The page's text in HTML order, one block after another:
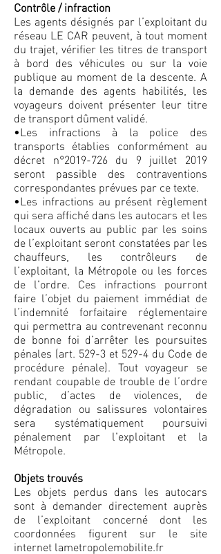
Contrôle / infraction
Les agents désignés par l’exploitant du
réseau LE CAR peuvent, à tout moment
du trajet, vérifier les titres de transport
à bord des véhicules ou sur la voie
publique au moment de la descente. A
la demande des agents habilités, les
voyageurs doivent présenter leur titre
de transport dûment validé.
•Les infractions à la police des
transports établies conformément au
décret n°2019-726 du 9 juillet 2019
seront passible des contraventions
correspondantes prévues par ce texte.
•Les infractions au présent règlement
qui sera affiché dans les autocars et les
locaux ouverts au public par les soins
de l’exploitant seront constatées par les
chauffeurs, les contrôleurs de
l’exploitant, la Métropole ou les forces
de l'ordre. Ces infractions pourront
faire l’objet du paiement immédiat de
l’indemnité forfaitaire réglementaire
qui permettra au contrevenant reconnu
de bonne foi d’arrêter les poursuites
pénales (art. 529-3 et 529-4 du Code de
procédure pénale). Tout voyageur se
rendant coupable de trouble de l’ordre
public, d’actes de violences, de
dégradation ou salissures volontaires
sera systématiquement poursuivi
pénalement par l'exploitant et la
Métropole.
Objets trouvés
Les objets perdus dans les autocars
sont à demander directement auprès
de l’exploitant concerné dont les
coordonnées figurent sur le site
internet lametropolemobilite.fr